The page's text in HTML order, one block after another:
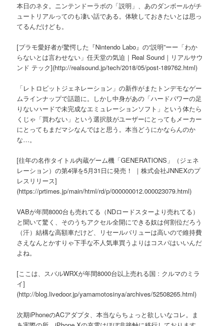
本日のネタ。ニンテンドーラボの「説明」、あのダンボールがチ
ュートリアルってのも凄い話である。体験しておきたいとは思っ
てるんだけども。
[プラモ愛好者が驚愕した『Nintendo Labo』の“説明”ーー「わか
らないとは言わせない」任天堂の気迫｜Real Sound｜リアルサウ
ンド テック](http://realsound.jp/tech/2018/05/post-189762.html)
「レトロビットジェネレーション」の新作がまたトンデモなゲー
ムラインナップで話題に。しかし中身があの「ハードパワーの足
りないハードで未完成なエミュレーションソフト」という体たら
くじゃ「買わない」という選択肢がユーザーにとってもメーカー
にとってもまだマシなんではと思う。本当どうにかならんのか
な…。
[往年の名作タイトル内蔵ゲーム機「GENERATIONS」（ジェネ
レーション）の第4弾を5月31日に発売！ ｜株式会社JNNEXのプ
レスリリース]
(https://prtimes.jp/main/html/rd/p/000000012.000023079.html)
VABが年間8000台も売れてる（NDロードスターより売れてる）
と聞いて驚く、そのうちアクセル全開にできる奴は何割位だろう
（汗）結構な高額車だけど、リセールバリューは高いので維持費
さえなんとかすりゃ下手な不人気車買うよりはコスパはいいんだ
よね。
[ここは、スバルWRXが年間8000台以上売れる国 : クルマのミラ
イ]
(http://blog.livedoor.jp/yamamotosinya/archives/52508265.html)
次期iPhoneのACアダプタ、本当ならちょっと欲しいなコレ。ま